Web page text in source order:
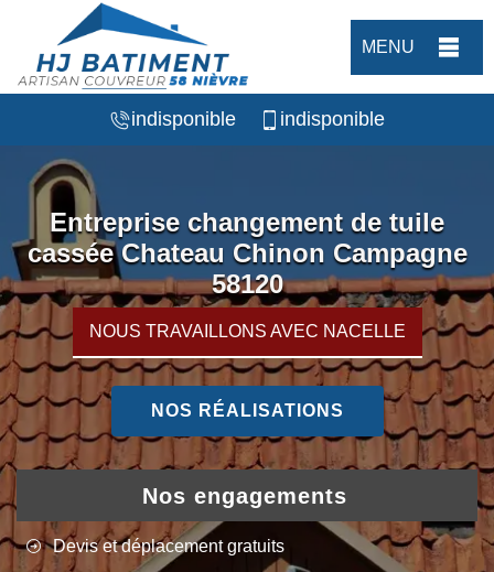
MENU
indisponible indisponible
Entreprise changement de tuile
cassée Chateau Chinon Campagne
58120
NOUS TRAVAILLONS AVEC NACELLE
NOS RÉALISATIONS
Nos engagements
Devis et déplacement gratuits